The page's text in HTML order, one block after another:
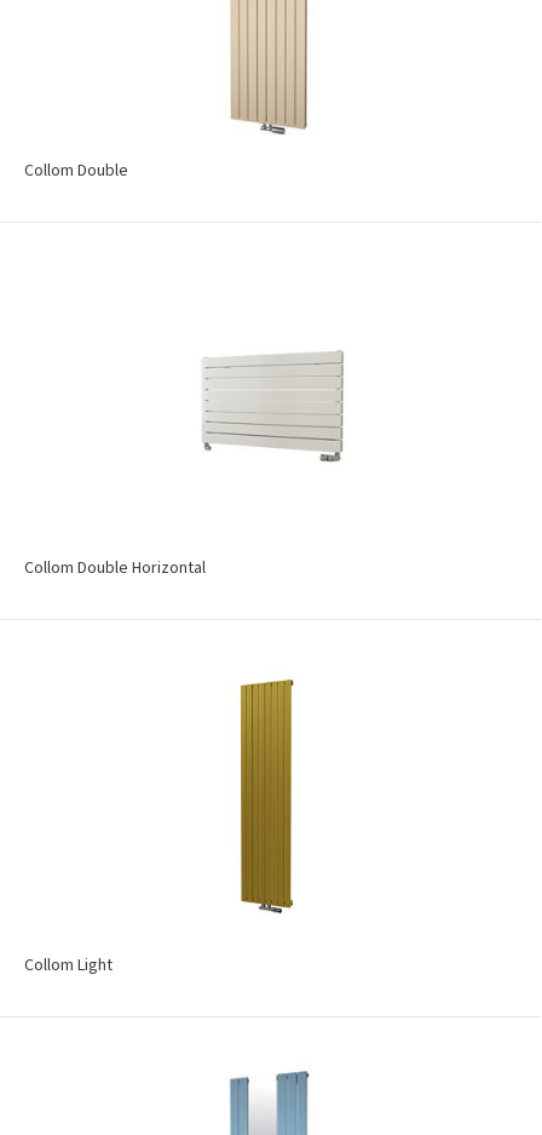
Collom Double
Collom Double Horizontal
Collom Light